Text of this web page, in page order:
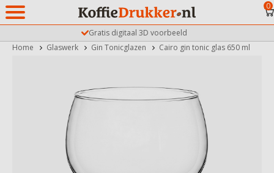
Gratis digitaal 3D voorbeeld
0
Home Glaswerk Gin Tonicglazen Cairo gin tonic glas 650 ml